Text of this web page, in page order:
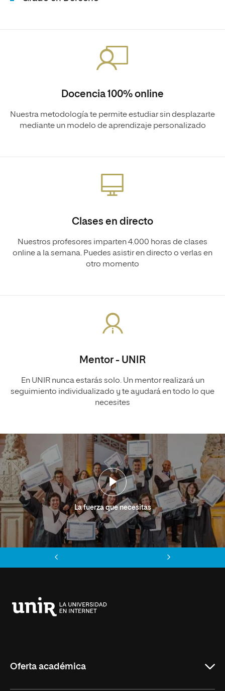
Docencia 100% online
Nuestra metodología te permite estudiar sin desplazarte
mediante un modelo de aprendizaje personalizado
Clases en directo
Nuestros profesores imparten 4.000 horas de clases
online a la semana. Puedes asistir en directo o verlas en
otro momento
Mentor - UNIR
En UNIR nunca estarás solo. Un mentor realizará un
seguimiento individualizado y te ayudará en todo lo que
necesites
La fuerza que necesitas
Oferta académica